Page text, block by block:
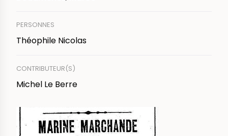
PERSONNES
Théophile Nicolas
CONTRIBUTEUR(S)
Michel Le Berre
IMAGE